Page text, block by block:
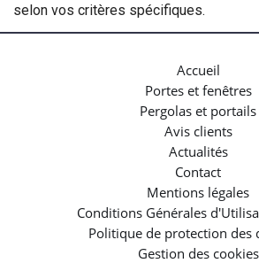
selon vos critères spécifiques.
Accueil
Portes et fenêtres
Pergolas et portails
Avis clients
Actualités
Contact
Mentions légales
Conditions Générales
Politique de protection des
Gestion des cookies